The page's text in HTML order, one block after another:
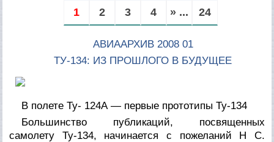
1 2 3 4 » ... 24
АВИААРХИВ 2008 01
ТУ-134: ИЗ ПРОШЛОГО В БУДУЩЕЕ
В полете Ту- 124А — первые прототипы Ту-134
Большинство публикаций, посвященных
самолету Ту-134, начинается с пожеланий Н С.